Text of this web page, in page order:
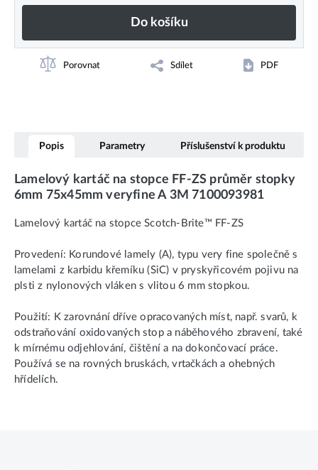
Do košíku
Porovnat Sdílet PDF
Popis Parametry Příslušenství k produktu
Lamelový kartáč na stopce FF-ZS průměr stopky
6mm 75x45mm veryfine A 3M 7100093981
Lamelový kartáč na stopce Scotch-Brite™ FF-ZS
Provedení: Korundové lamely (A), typu very fine společně s
lamelami z karbidu křemíku (SiC) v pryskyřicovém pojivu na
plsti z nylonových vláken s vlitou 6 mm stopkou.
Použití: K zarovnání dříve opracovaných míst, např. svarů, k
odstraňování oxidovaných stop a náběhového zbravení, také
k mírnému odjehlování, čištění a na dokončovací práce.
Používá se na rovných bruskách, vrtačkách a ohebných
hřídelích.